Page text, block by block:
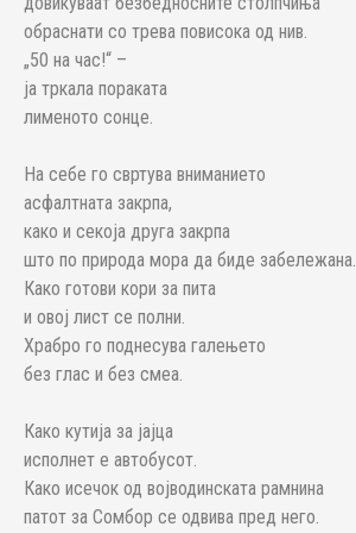
обраснати со трева повисока од нив.
„50 на час!“ –
ја тркала пораката
лимeното сонце.
На себе го свртува вниманието
асфалтната закрпа,
како и секоја друга закрпа
што по природа мора да биде забележана.
Како готови кори за пита
и овој лист се полни.
Храбро го поднесува галењето
без глас и без смеа.
Како кутија за јајца
исполнет е автобусот.
Како исечок од војводинската рамнина
патот за Сомбор се одвива пред него.